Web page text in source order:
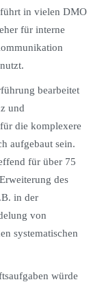
führt in vielen DMO
für interne
bearbeitet
und
die komplexere
aufgebaut sein.
für über 75
des
in der
von
systematischen
würde